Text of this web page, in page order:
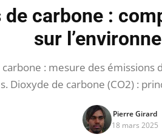
de carbone :
sur
carbone : mesure des émissions
Dioxyde de carbone (CO2) :
Pierre Girard
18 mars 2025